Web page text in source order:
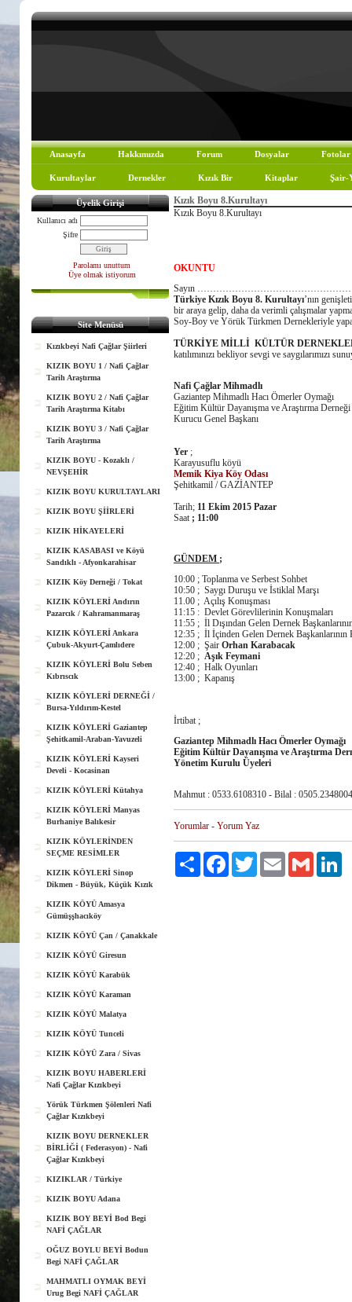
Anasayfa Hakkımızda Forum Dosyalar Fotolar
Kurultaylar Dernekler Kızık Bir Kitaplar Şair-
Üyelik Girişi
Kullanıcı adı
Şifre
Parolamı unuttum
Üye olmak istiyorum
Site Menüsü
Kızıkbeyi Nafi Çağlar Şiirleri
KIZIK BOYU 1 / Nafi Çağlar
Tarih Araştırma
KIZIK BOYU 2 / Nafi Çağlar
Tarih Araştırma Kitabı
KIZIK BOYU 3 / Nafi Çağlar
Tarih Araştırma
KIZIK BOYU - Kozaklı /
NEVŞEHİR
KIZIK BOYU KURULTAYLARI
KIZIK BOYU ŞİİRLERİ
KIZIK HİKAYELERİ
KIZIK KASABASI ve Köyü
Sandıklı - Afyonkarahisar
KIZIK Köy Derneği / Tokat
KIZIK KÖYLERİ Andırın
Pazarcık / Kahramanmaraş
KIZIK KÖYLERİ Ankara
Çubuk-Akyurt-Çamlıdere
KIZIK KÖYLERİ Bolu Seben
Kıbrıscık
KIZIK KÖYLERİ DERNEĞİ /
Bursa-Yıldırım-Kestel
KIZIK KÖYLERİ Gaziantep
Şehitkamil-Araban-Yavuzeli
KIZIK KÖYLERİ Kayseri
Develi - Kocasinan
KIZIK KÖYLERİ Kütahya
KIZIK KÖYLERİ Manyas
Burhaniye Balıkesir
KIZIK KÖYLERİNDEN
SEÇME RESİMLER
KIZIK KÖYLERİ Sinop
Dikmen - Büyük, Küçük Kızık
KIZIK KÖYÜ Amasya
Gümüşşhacıköy
KIZIK KÖYÜ Çan / Çanakkale
KIZIK KÖYÜ Giresun
KIZIK KÖYÜ Karabük
KIZIK KÖYÜ Karaman
KIZIK KÖYÜ Malatya
KIZIK KÖYÜ Tunceli
KIZIK KÖYÜ Zara / Sivas
KIZIK BOYU HABERLERİ
Nafi Çağlar Kızıkbeyi
Yörük Türkmen Şölenleri Nafi
Çağlar Kızıkbeyi
KIZIK BOYU DERNEKLER
BİRLİĞİ ( Federasyon) - Nafi
Çağlar Kızıkbeyi
KIZIKLAR / Türkiye
KIZIK BOYU Adana
KIZIK BOY BEYİ Bod Begi
NAFİ ÇAĞLAR
OĞUZ BOYLU BEYİ Bodun
Begi NAFİ ÇAĞLAR
MAHMATLI OYMAK BEYİ
Urug Begi NAFİ ÇAĞLAR
Kızık Boyu 8.Kurultayı
Kızık Boyu 8.Kurultayı
OKUNTU
Sayın
Türkiye Kızık Boyu 8. Kurultayı’nın
bir araya gelip, daha da verimli çalışmalar
Soy-Boy ve Yörük Türkmen Dernekleriyle
TÜRKİYE MİLLİ KÜLTÜR
katılımınızı bekliyor sevgi ve saygılarımızı
Nafi Çağlar Mihmadlı
Gaziantep Mihmadlı Hacı Ömerler Oymağı
Eğitim Kültür Dayanışma ve Araştırma Derneği
Kurucu Genel Başkanı
Yer ;
Karayusuflu köyü
Memik Kiya Köy Odası
Şehitkamil / GAZİANTEP
Tarih; 11 Ekim 2015 Pazar
Saat; 11:00
GÜNDEM ;
10:00 ; Toplanma ve Serbest Sohbet
10:50 ; Saygı Duruşu ve İstiklal Marşı
11.00 ; Açılış Konuşması
11:15 : Devlet Görevlilerinin Konuşmaları
11:55 ; İl Dışından Gelen Dernek
12:35 ; İl İçinden Gelen Dernek Başkanlarının
12:00 ; Şair Orhan Karabacak
12:20 ; Aşık Feymani
12:40 ; Halk Oyunları
13:00 ; Kapanış
İrtibat ;
Gaziantep Mihmadlı Hacı Ömerler Oymağı
Eğitim Kültür Dayanışma ve Araştırma
Yönetim Kurulu Üyeleri
Mahmut : 0533.6108310 - Bilal :
Yorumlar - Yorum Yaz
Paylaş FacebookTwitter Email Gmail